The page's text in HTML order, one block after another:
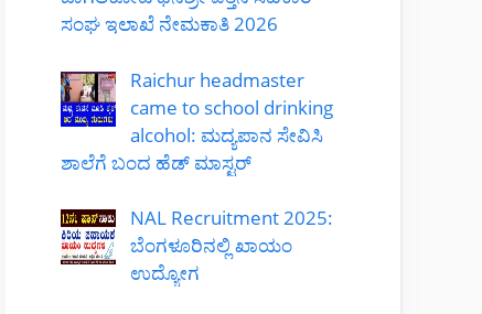
ಸಂಘ ಇಲಾಖೆ ನೇಮಕಾತಿ 2026
Raichur headmaster
came to school drinking
alcohol: ಮದ್ಯಪಾನ ಸೇವಿಸಿ
ಶಾಲೆಗೆ ಬಂದ ಹೆಡ್ ಮಾಸ್ಟರ್
NAL Recruitment 2025:
ಬೆಂಗಳೂರಿನಲ್ಲಿ ಖಾಯಂ
ಉದ್ಯೋಗ